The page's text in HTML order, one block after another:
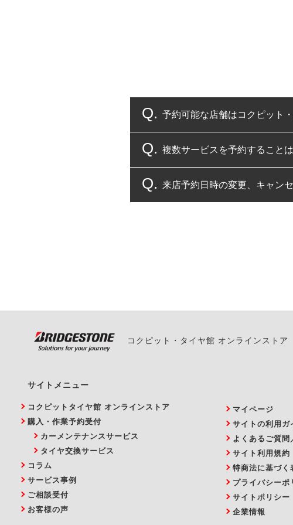
予約可能な店舗はコクピット
コクピット・タイヤ館のみと
複数サービスを予約すること
複数サービスのご予約は可能
来店予約日時の変更、キャン
また、やむを得ない事由によ
コクピット・タイヤ館 オンラインストア
サイトメニュー
コクピットタイヤ館 オンラインストア
購入・作業予約受付
カーメンテナンスサービス
タイヤ交換サービス
コラム
サービス事例
ご相談受付
お客様の声
マイページ
サイトの利用ガ
よくあるご質問
サイト利用規約
特商法に基づく
プライバシーポ
サイトポリシー
企業情報